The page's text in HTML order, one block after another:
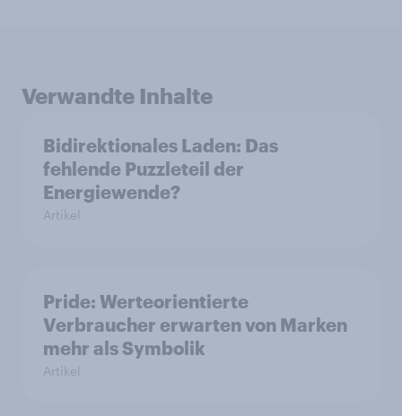
Verwandte Inhalte
Bidirektionales Laden: Das
fehlende Puzzleteil der
Energiewende?
Artikel
Pride: Werteorientierte
Verbraucher erwarten von Marken
mehr als Symbolik
Artikel